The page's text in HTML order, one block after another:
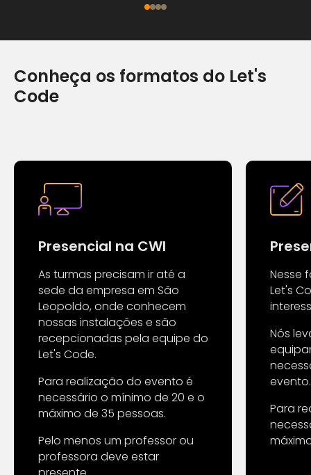
Conheça os formatos do Let's
Code
Presencial na CWI
As turmas precisam ir até a
sede da empresa em São
Leopoldo, onde conhecem
nossas instalações e são
recepcionadas pela equipe do
Let's Code.
Para realização do evento é
necessário o mínimo de 20 e o
máximo de 35 pessoas.
Pelo menos um professor ou
professora deve estar
Nesse
Let's
Nós
evento.
Para